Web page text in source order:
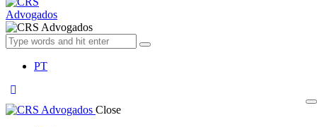
PT
Close